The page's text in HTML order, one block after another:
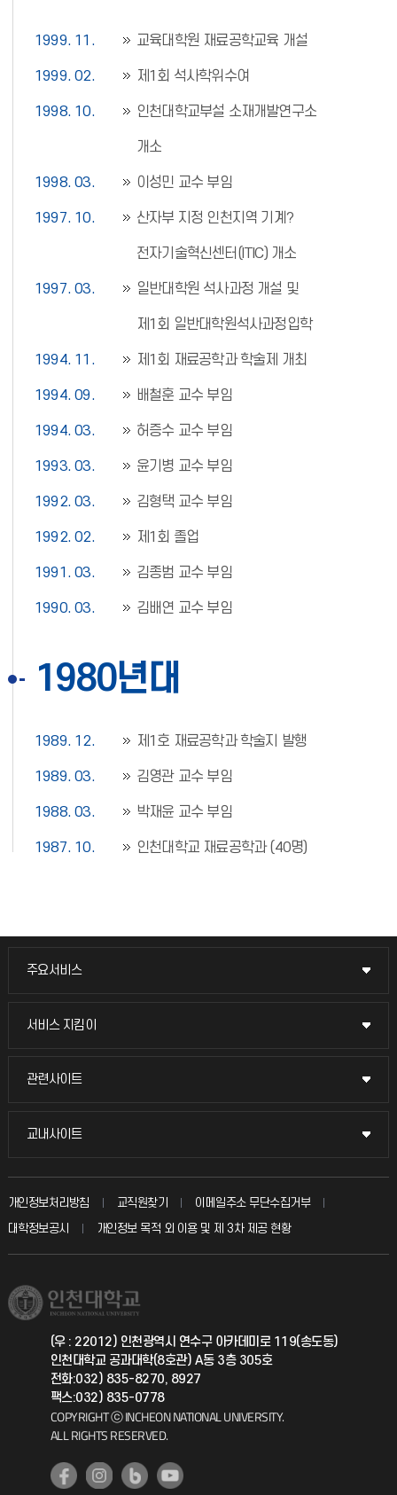
1999. 11. 교육대학원 재료공학교육 개설
1999. 02. 제1회 석사학위수여
1998. 10. 인천대학교부설 소재개발연구소
개소
1998. 03. 이성민 교수 부임
1997. 10. 산자부 지정 인천지역 기계?
전자기술혁신센터(ITIC) 개소
1997. 03. 일반대학원 석사과정 개설 및
제1회 일반대학원석사과정입학
1994. 11. 제1회 재료공학과 학술제 개최
1994. 09. 배철훈 교수 부임
1994. 03. 허증수 교수 부임
1993. 03. 윤기병 교수 부임
1992. 03. 김형택 교수 부임
1992. 02. 제1회 졸업
1991. 03. 김종범 교수 부임
1990. 03. 김배연 교수 부임
1980년대
1989. 12. 제1호 재료공학과 학술지 발행
1989. 03. 김영관 교수 부임
1988. 03. 박재윤 교수 부임
1987. 10. 인천대학교 재료공학과 (40명)
주요서비스
주요서비스
교무회의방송
입학안내
취업정보(학생)
서비스 지킴이
서비스 지킴이
묻고 답하기
칭찬마당
학생서비스 지킴이
관련사이트
관련사이트
국방헬프콜
총동문회
교내사이트
교내사이트
교수회
교육혁신본부
국제지원과
공자아카데미
기초교육원
개인정보처리방침 교직원찾기
이메일주소 무단수집거부
대학정보공시
개인정보 목적 외 이용 및 제 3차 제공 현황
(우 : 22012) 인천광역시 연수구 아카데미로 119(송도동)
인천대학교 공과대학(8호관) A동 3층 305호
전화:032) 835-8270, 8927
팩스:032) 835-0778
COPYRIGHT ⓒ INCHEON NATIONAL UNIVERSITY.
ALL RIGHTS RESERVED.